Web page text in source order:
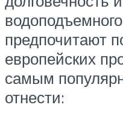
предпочитают
европейских
самым
отнести: